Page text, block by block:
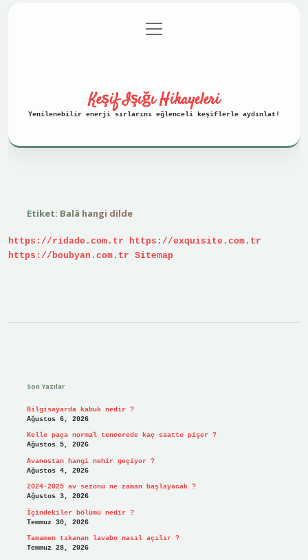
Gizlilik Politikası
menüyü
aç
Keşif Işığı Hikayeleri
Yenilenebilir enerji sırlarını eğlenceli keşiflerle aydınlat!
Etiket: Balâ hangi dilde
https://ridade.com.tr
https://exquisite.com.tr
https://boubyan.com.tr Sitemap
Son Yazılar
Bilgisayarda kabuk nedir ?
Ağustos 6, 2026
Kelle paça normal tencerede kaç saatte pişer ?
Ağustos 5, 2026
Avanostan hangi nehir geçiyor ?
Ağustos 4, 2026
2024-2025 av sezonu ne zaman başlayacak ?
Ağustos 3, 2026
İçindekiler bölümü nedir ?
Temmuz 30, 2026
Tamamen tıkanan lavabo nasıl açılır ?
Temmuz 28, 2026